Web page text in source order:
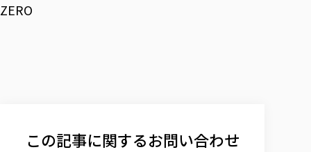
ZERO
この記事に関するお問い合わせ